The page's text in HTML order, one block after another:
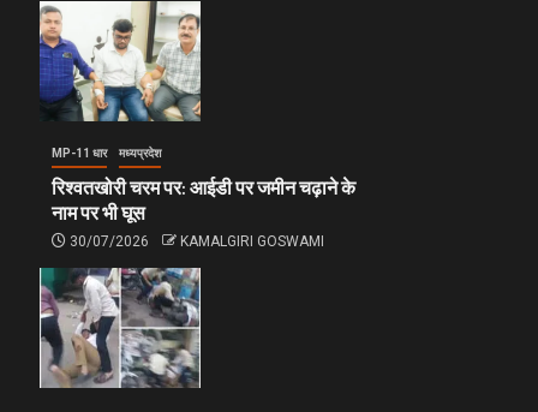
MP-11 धार मध्यप्रदेश
रिश्वतखोरी चरम पर: आईडी पर जमीन चढ़ाने के
नाम पर भी घूस
30/07/2026 KAMALGIRI GOSWAMI